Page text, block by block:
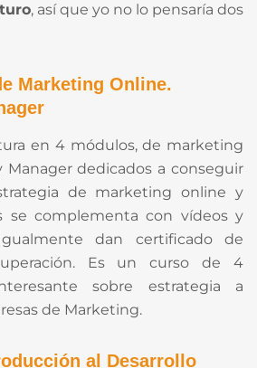
, así que yo no lo pensaría dos
Marketing Online.
en 4 módulos, de marketing
dedicados a conseguir
de marketing online y
se complementa con vídeos y
dan certificado de
Es un curso de 4
sobre estrategia a
de Marketing.
al Desarrollo